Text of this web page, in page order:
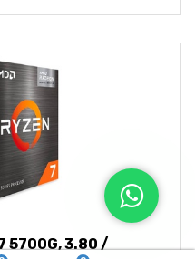
5700G, 3.80 /